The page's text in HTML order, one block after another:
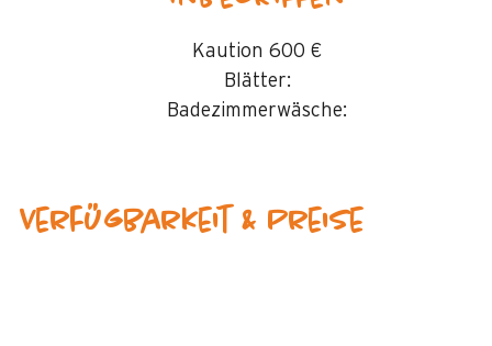
Kaution 600 €
Blätter:
Badezimmerwäsche:
Verfügbarkeit & Preise